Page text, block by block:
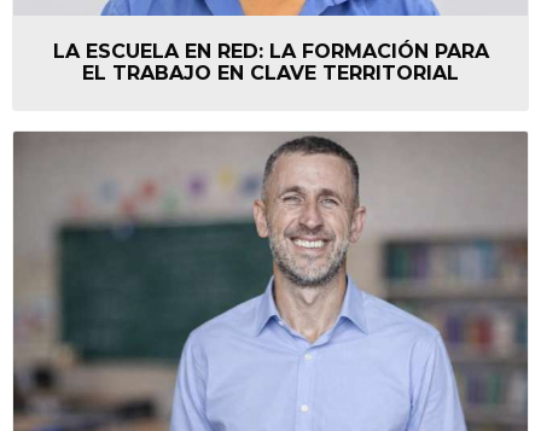
LA ESCUELA EN RED: LA FORMACIÓN PARA
EL TRABAJO EN CLAVE TERRITORIAL